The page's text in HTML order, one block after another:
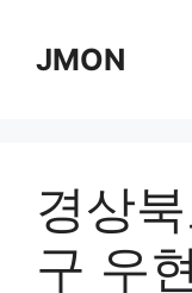
contentJMON
경상
구 우